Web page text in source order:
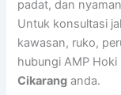
padat, dan
Untuk konsultasi
kawasan, ruko,
hubungi AMP
Cikarang anda.